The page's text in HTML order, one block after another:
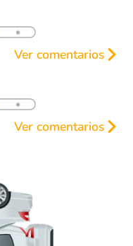
90%
90%
Ver comentarios
Ver comentarios